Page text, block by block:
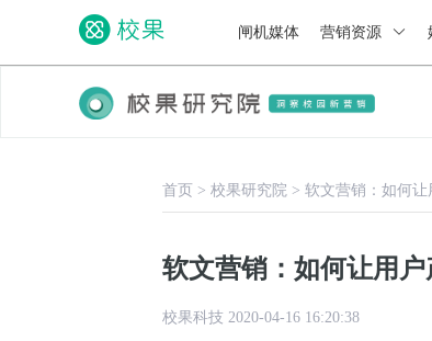
闸机媒体 营销资源
首页 > 校果研究院 > 软文营销：如何让
软文营销：如何让用户
校果科技 2020-04-16 16:20:38